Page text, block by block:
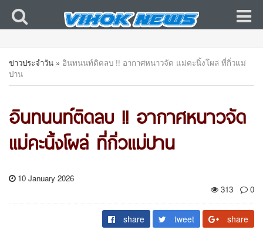
ข่าวประจำวัน » อินทนนท์ติดลบ !! อากาศหนาวจัด แม่คะนิ้งโผล่ ที่กิ่วแม่
ปาน
อินทนนท์ติดลบ !! อากาศหนาวจัด
แม่คะนิ้งโผล่ ที่กิ่วแม่ปาน
10 January 2026
313
0
share tweet share